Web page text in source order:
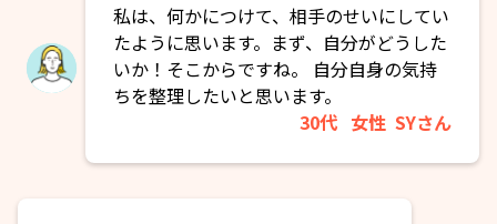
私は、何かにつけて、相手のせいにしてい
たように思います。まず、自分がどうした
いか！そこからですね。 自分自身の気持
ちを整理したいと思います。
30代 女性 SYさん